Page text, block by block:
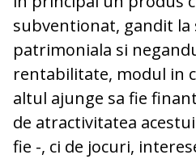
subventionat, gandit la
patrimoniala si
rentabilitate, modul in
altul ajunge sa fie
de atractivitatea
fie -, ci de jocuri,